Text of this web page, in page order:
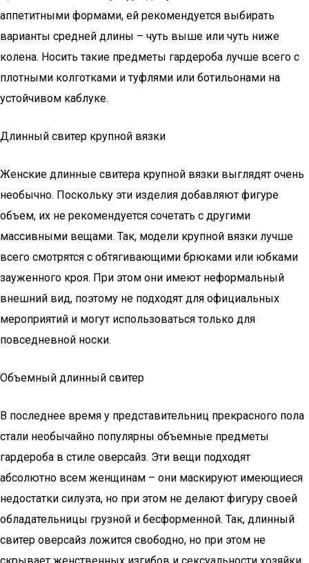
аппетитными формами, ей рекомендуется выбирать
варианты средней длины – чуть выше или чуть ниже
колена. Носить такие предметы гардероба лучше всего с
плотными колготками и туфлями или ботильонами на
устойчивом каблуке.
Длинный свитер крупной вязки
Женские длинные свитера крупной вязки выглядят очень
необычно. Поскольку эти изделия добавляют фигуре
объем, их не рекомендуется сочетать с другими
массивными вещами. Так, модели крупной вязки лучше
всего смотрятся с обтягивающими брюками или юбками
зауженного кроя. При этом они имеют неформальный
внешний вид, поэтому не подходят для официальных
мероприятий и могут использоваться только для
повседневной носки.
Объемный длинный свитер
В последнее время у представительниц прекрасного пола
стали необычайно популярны объемные предметы
гардероба в стиле оверсайз. Эти вещи подходят
абсолютно всем женщинам – они маскируют имеющиеся
недостатки силуэта, но при этом не делают фигуру своей
обладательницы грузной и бесформенной. Так, длинный
свитер оверсайз ложится свободно, но при этом не